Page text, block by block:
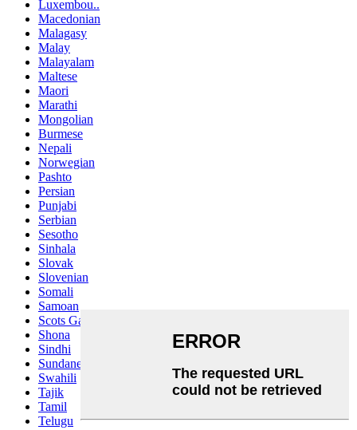
Luxembou..
Macedonian
Malagasy
Malay
Malayalam
Maltese
Maori
Marathi
Mongolian
Burmese
Nepali
Norwegian
Pashto
Persian
Punjabi
Serbian
Sesotho
Sinhala
Slovak
Slovenian
Somali
Samoan
Scots Gaelic
Shona
Sindhi
Sundanese
Swahili
Tajik
Tamil
Telugu